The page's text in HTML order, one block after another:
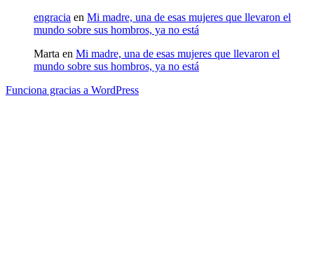
engracia en Mi madre, una de esas mujeres que llevaron el
mundo sobre sus hombros, ya no está
Marta en Mi madre, una de esas mujeres que llevaron el
mundo sobre sus hombros, ya no está
Funciona gracias a WordPress